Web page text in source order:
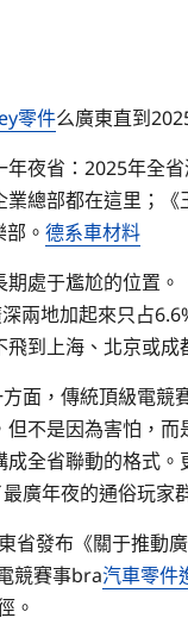
零件么廣東直到
夜省：2025年全
總部都在這里；
。 德系車材料
處于尷尬的位置。
兩地加起來只占
到上海、北京或成
面，傳統頂級電
不是因為害怕，
全省聯動的格式。
廣年夜的通俗玩家
省發布《關于推動
競賽事bra汽車零件
。